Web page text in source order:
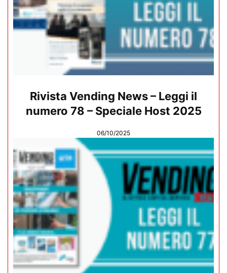
Rivista Vending News – Leggi il
numero 78 – Speciale Host 2025
06/10/2025